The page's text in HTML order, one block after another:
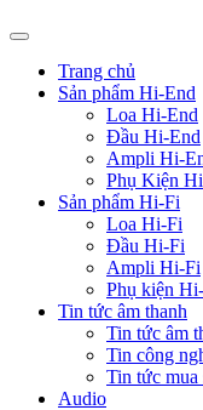
Trang chủ
Sản phẩm Hi-End
Loa Hi-End
Đầu Hi-End
Ampli Hi-
Phụ Kiện
Sản phẩm Hi-Fi
Loa Hi-Fi
Đầu Hi-Fi
Ampli Hi-Fi
Phụ kiện
Tin tức âm thanh
Tin tức âm
Tin công
Tin tức mua
Audio